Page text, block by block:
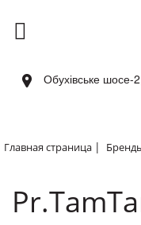
Обухівське шосе-
Главная страница |